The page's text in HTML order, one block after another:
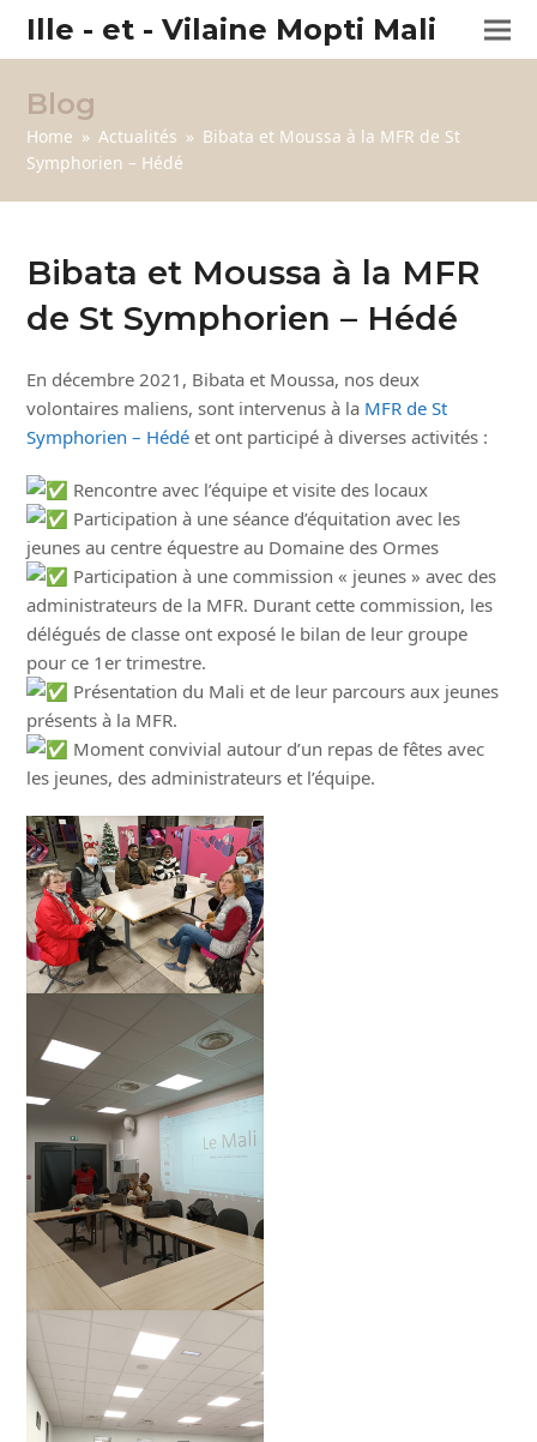
Ille - et - Vilaine Mopti Mali
Blog
Home » Actualités » Bibata et Moussa à la MFR de St
Symphorien – Hédé
Bibata et Moussa à la MFR
de St Symphorien – Hédé
En décembre 2021, Bibata et Moussa, nos deux
volontaires maliens, sont intervenus à la MFR de St
Symphorien – Hédé et ont participé à diverses activités :
Rencontre avec l’équipe et visite des locaux
Participation à une séance d’équitation avec les
jeunes au centre équestre au Domaine des Ormes
Participation à une commission « jeunes » avec des
administrateurs de la MFR. Durant cette commission, les
délégués de classe ont exposé le bilan de leur groupe
pour ce 1er trimestre.
Présentation du Mali et de leur parcours aux jeunes
présents à la MFR.
Moment convivial autour d’un repas de fêtes avec
les jeunes, des administrateurs et l’équipe.